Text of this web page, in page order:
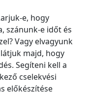
e, hogy
szánunk-e időt és
Vagy elvagyunk
majd, hogy
Segíteni kell a
cselekvési
előkészítése